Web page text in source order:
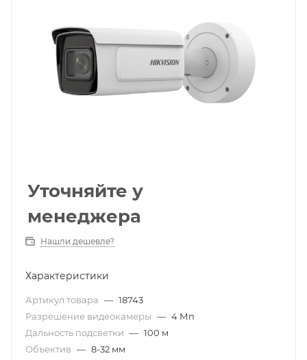
Уточняйте у
менеджера
Нашли дешевле?
Характеристики
Артикул товара — 18743
Разрешение видеокамеры — 4 Мп
Дальность подсветки — 100 м
Объектив — 8-32 мм